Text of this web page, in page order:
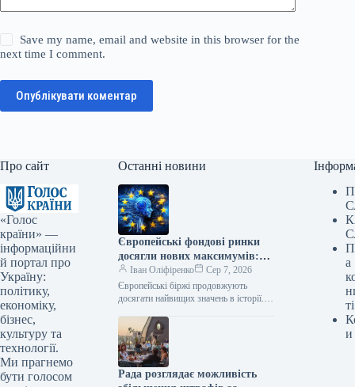
Save my name, email and website in this browser for the
next time I comment.
Опублікувати коментар
Про сайт
«Голос
країни» —
інформаційни
й портал про
Україну:
політику,
економіку,
бізнес,
культуру та
технології.
Ми прагнемо
бути голосом
Останні новини
Європейські фондові ринки
досягли нових максимумів:
хто з компаній запалив 2026
рік — Мінфін
Іван Оліфіренко
Сер 7, 2026
Європейські біржі продовжують
досягати найвищих значень в історії.
загальноєвропейський індекс STOXX
Europe 600 завершив середу на…
Рада розглядає можливість
а
ті
и